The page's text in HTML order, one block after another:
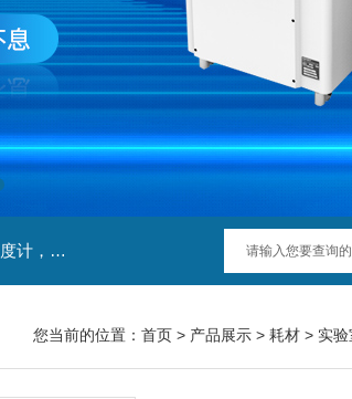
主营产品：实验室检测设备，离心机，食品安全检测设备，水质分析，紫外可见分光光度计，液氮罐，万分之一天平，离心机生物实验室工程，移液器
您当前的位置： 首页 > 产品展示 > 耗材 > 实